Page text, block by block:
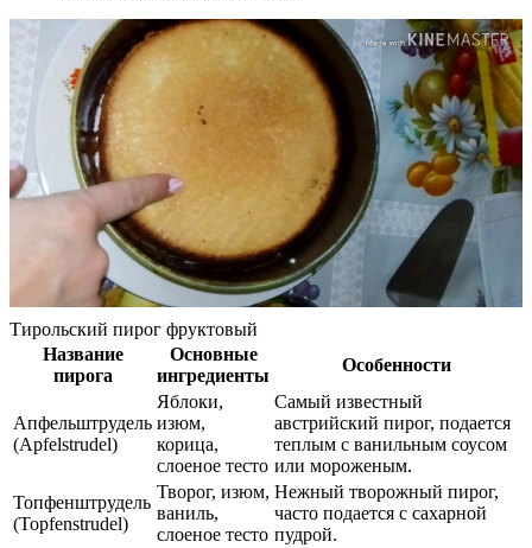
Тирольский пирог фруктовый
Название
пирога
Основные
ингредиенты
Особенности
Апфельштрудель
(Apfelstrudel)
Яблоки,
изюм,
корица,
слоеное тесто
Самый известный
австрийский пирог, подается
теплым с ванильным соусом
или мороженым.
Топфенштрудель
(Topfenstrudel)
Творог, изюм,
ваниль,
слоеное тесто
Нежный творожный пирог,
часто подается с сахарной
пудрой.